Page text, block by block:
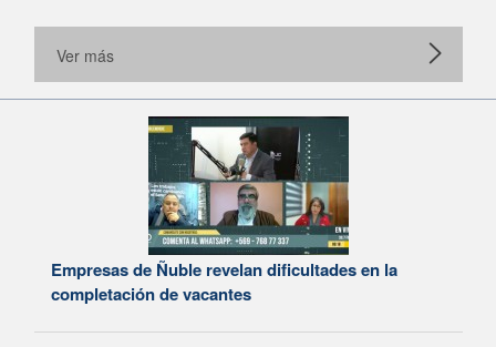
Ver más
Empresas de Ñuble revelan dificultades en la
completación de vacantes